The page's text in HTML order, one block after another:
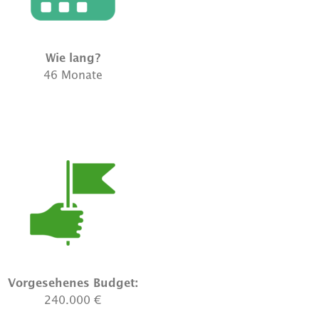
Wie lang?
46 Monate
Vorgesehenes Budget:
240.000 €